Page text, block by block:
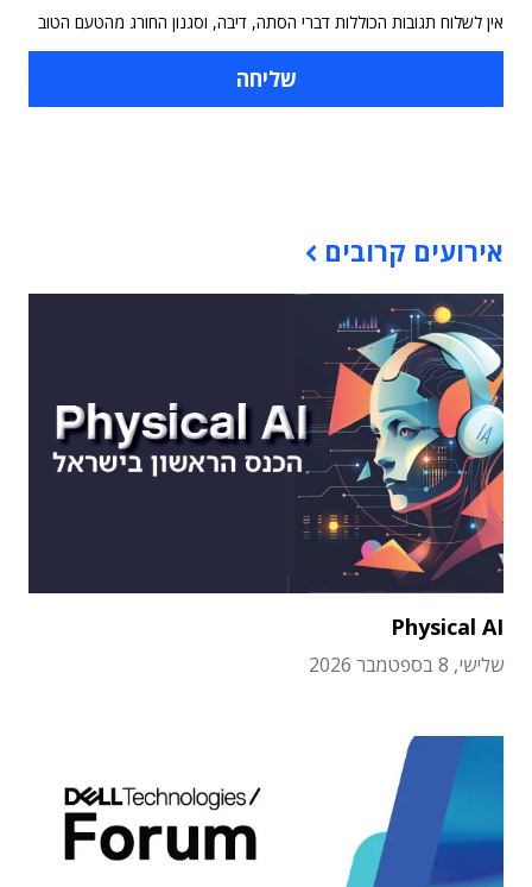
אין לשלוח תגובות הכוללות דברי הסתה, דיבה, וסגנון החורג מהטעם הטוב
אירועים קרובים
Physical AI
שלישי, 8 בספטמבר 2026